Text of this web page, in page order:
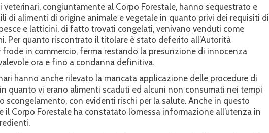
veterinari, congiuntamente al Corpo Forestale, hanno sequestrato e
di alimenti di origine animale e vegetale in quanto privi dei requisiti di
e latticini, di fatto trovati congelati, venivano venduti come
Per quanto riscontrato il titolare è stato deferito all’Autorità
frode in commercio, ferma restando la presunzione di innocenza
ora e fino a condanna definitiva.
hanno anche rilevato la mancata applicazione delle procedure di
quanto vi erano alimenti scaduti ed alcuni non consumati nei tempi
scongelamento, con evidenti rischi per la salute. Anche in questo
il Corpo Forestale ha constatato l’omessa informazione all’utenza in